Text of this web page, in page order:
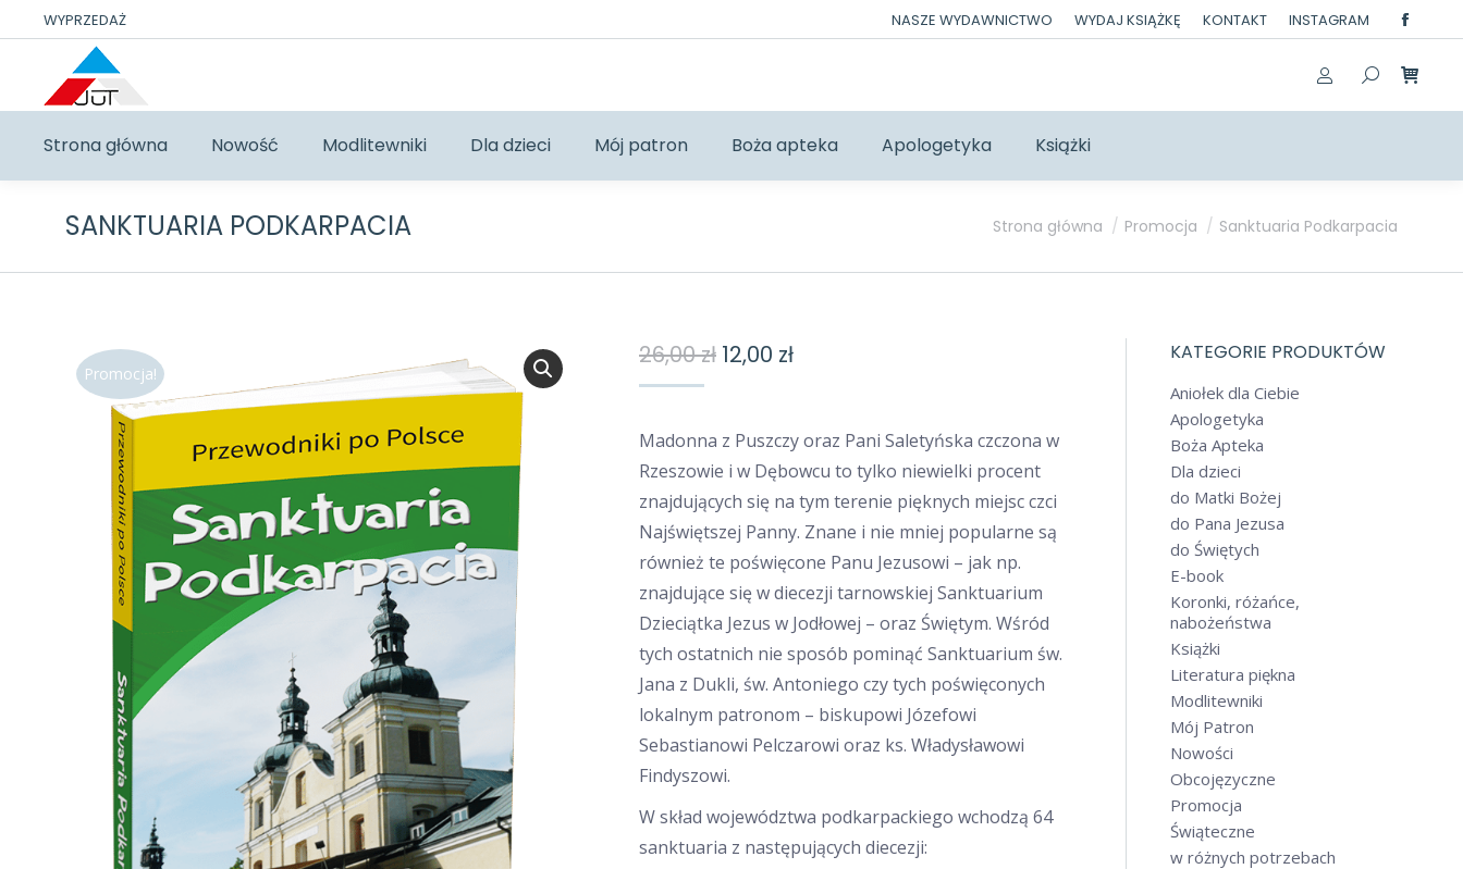
WYPRZEDAŻ NASZE WYDAWNICTWO WYDAJ KSIĄŻKĘ KONTAKT INSTAGRAM
page
opens
in
Strona główna Nowość Modlitewniki Dla dzieci Mój patron Boża apteka Apologetyka Książki
SANKTUARIA PODKARPACIA Jesteś tutaj:
Strona główna Promocja Sanktuaria Podkarpacia
Promocja!
26,00zł Pierwotna
26,00 zł.
12,00 złAktualna
12,00 zł.
Madonna z Puszczy oraz Pani Saletyńska czczona w
Rzeszowie i w Dębowcu to tylko niewielki procent
znajdujących się na tym terenie pięknych miejsc czci
Najświętszej Panny. Znane i nie mniej popularne są
również te poświęcone Panu Jezusowi – jak np.
znajdujące się w diecezji tarnowskiej Sanktuarium
Dzieciątka Jezus w Jodłowej – oraz Świętym. Wśród
tych ostatnich nie sposób pominąć Sanktuarium św.
Jana z Dukli, św. Antoniego czy tych poświęconych
lokalnym patronom – biskupowi Józefowi
Sebastianowi Pelczarowi oraz ks. Władysławowi
Findyszowi.
W skład województwa podkarpackiego wchodzą 64
sanktuaria z następujących diecezji:
KATEGORIE PRODUKTÓW
Aniołek dla Ciebie
Apologetyka
Boża Apteka
Dla dzieci
do Matki Bożej
do Pana Jezusa
do Świętych
E-book
Koronki, różańce,
nabożeństwa
Książki
Literatura piękna
Modlitewniki
Mój Patron
Nowości
Obcojęzyczne
Promocja
Świąteczne
w różnych potrzebach